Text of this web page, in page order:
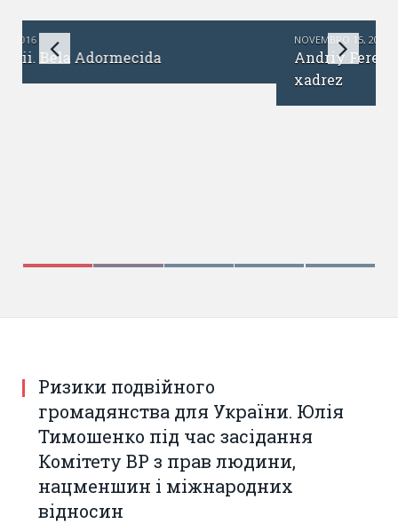
NOVEMBRO 15, 2016
Andriy Ferents. Professor e jogador de
xadrez
Ризики подвійного
громадянства для України. Юлія
Тимошенко під час засідання
Комітету ВР з прав людини,
нацменшин і міжнародних
відносин